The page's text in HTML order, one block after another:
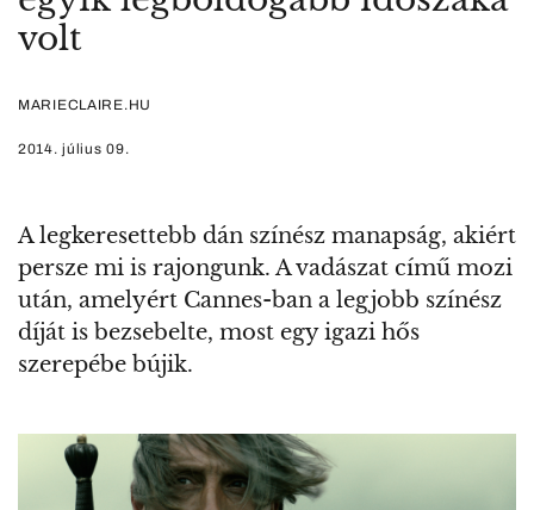
volt
MARIECLAIRE.HU
2014. július 09.
A legkeresettebb dán színész manapság, akiért
persze mi is rajongunk. A vadászat című mozi
után, amelyért Cannes-ban a legjobb színész
díját is bezsebelte, most egy igazi hős
szerepébe bújik.